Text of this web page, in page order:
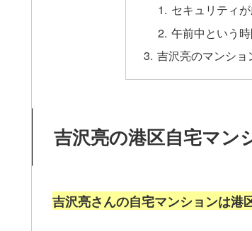
セキュリティ
午前中という
吉沢亮のマンシ
吉沢亮の港区自宅マン
吉沢亮さんの自宅マンションは港